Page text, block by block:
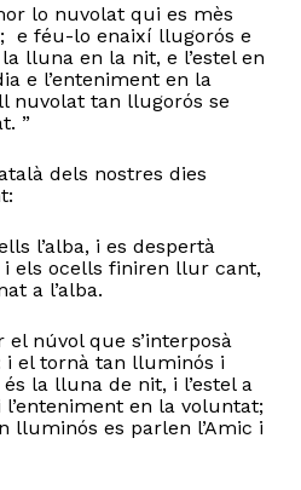
lo nuvolat qui es mès
e féu-lo enaixí llugorós e
lluna en la nit, e l’estel en
e l’enteniment en la
nuvolat tan llugorós se
”
dels nostres dies
l’alba, i es despertà
i els ocells finiren llur cant,
a l’alba.
el núvol que s’interposà
i el tornà tan lluminós i
la lluna de nit, i l’estel a
l’enteniment en la voluntat;
lluminós es parlen l’Amic i